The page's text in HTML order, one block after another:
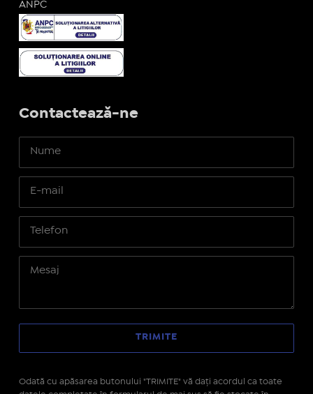
ANPC
Contactează-ne
Odată cu apăsarea butonului "TRIMITE" vă daţi acordul ca toate